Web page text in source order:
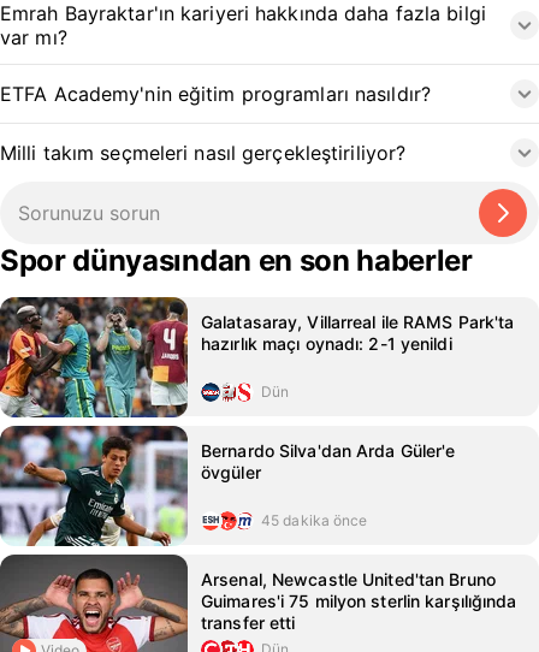
Emrah Bayraktar'ın kariyeri hakkında daha fazla bilgi
var mı?
ETFA Academy'nin eğitim programları nasıldır?
Milli takım seçmeleri nasıl gerçekleştiriliyor?
Spor dünyasından en son haberler
Galatasaray, Villarreal ile RAMS Park'ta
hazırlık maçı oynadı: 2-1 yenildi
Dün
Bernardo Silva'dan Arda Güler'e
övgüler
45 dakika önce
Arsenal, Newcastle United'tan Bruno
Guimares'i 75 milyon sterlin karşılığında
transfer etti